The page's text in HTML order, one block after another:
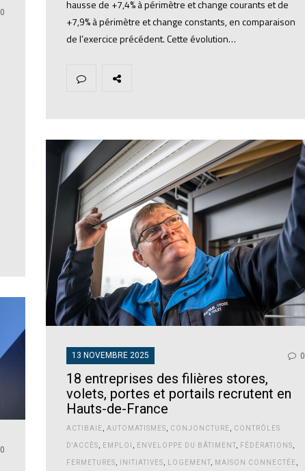
hausse de +7,4% à périmètre et change courants et de
+7,9% à périmètre et change constants, en comparaison
de l’exercice précédent. Cette évolution…
0
13 NOVEMBRE 2025 0
18 entreprises des filières stores,
volets, portes et portails recrutent en
Hauts-de-France
ACTIBAIE AUTOMATISMES CONJONCTURE CONTRÔLES
D'ACCÈS EMPLOI ENVELOPPE DU BÂTIMENT, FÉDÉRATIONS
FERMETURES INITIATIVES LOGEMENT, MAISON CONNECTÉE
0